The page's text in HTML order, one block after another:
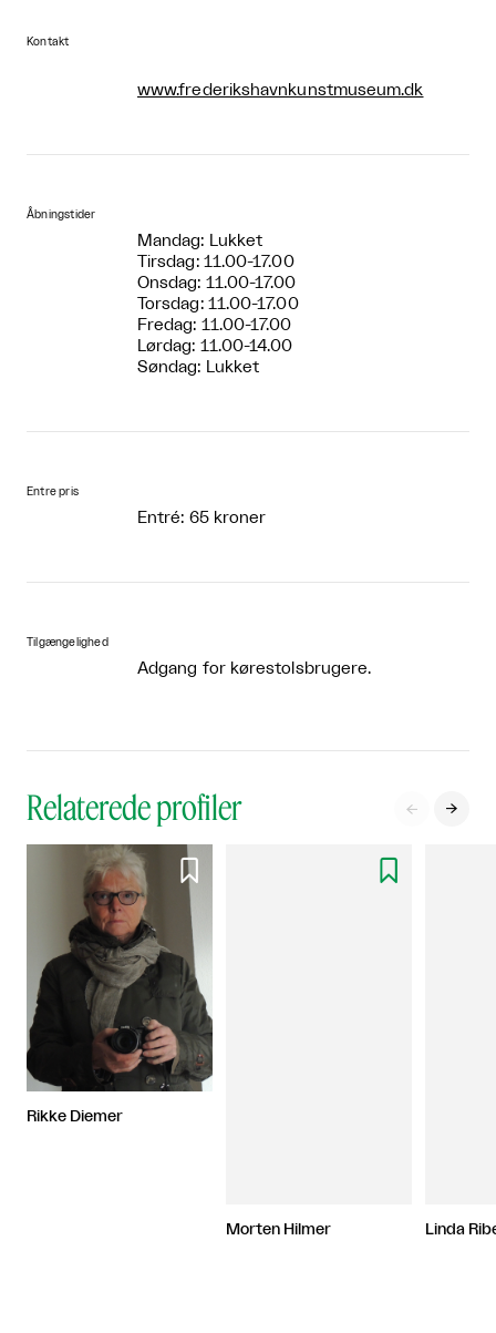
Kontakt
www.frederikshavnkunstmuseum.dk
Åbningstider
Mandag: Lukket
Tirsdag: 11.00-17.00
Onsdag: 11.00-17.00
Torsdag: 11.00-17.00
Fredag: 11.00-17.00
Lørdag: 11.00-14.00
Søndag: Lukket
Entre pris
Entré: 65 kroner
Tilgængelighed
Adgang for kørestolsbrugere.
Relaterede profiler  

Rikke Diemer

Morten Hilmer Linda